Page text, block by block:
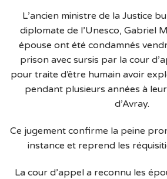
L’ancien ministre de la Justice
diplomate de l’Unesco, Gabriel
épouse ont été condamnés
prison avec sursis par la cour
pour traite d’être humain avoir
pendant plusieurs années à
d’Avray.
Ce jugement confirme la peine
instance et reprend les
La cour d’appel a reconnu les